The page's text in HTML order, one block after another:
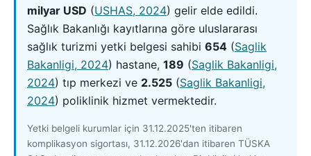
milyar USD (USHAS, 2024) gelir elde edildi.
Sağlık Bakanlığı kayıtlarına göre uluslararası
sağlık turizmi yetki belgesi sahibi 654 (Saglik
Bakanligi, 2024) hastane, 189 (Saglik Bakanligi,
2024) tıp merkezi ve 2.525 (Saglik Bakanligi,
2024) poliklinik hizmet vermektedir.
Yetki belgeli kurumlar için 31.12.2025'ten itibaren
komplikasyon sigortası, 31.12.2026'dan itibaren TÜSKA